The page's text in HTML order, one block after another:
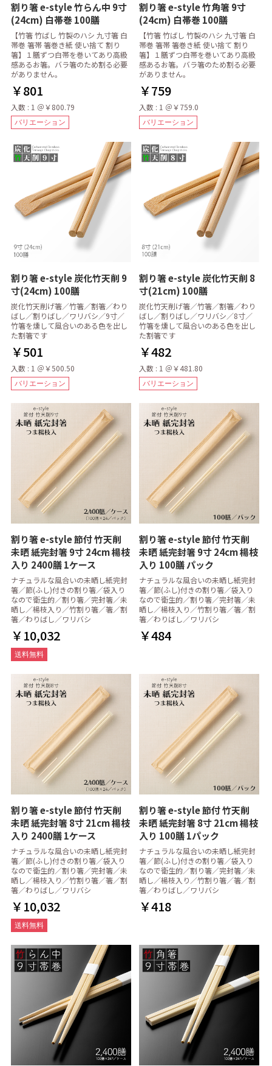
割り箸 e-style 竹らん中 9寸
(24cm) 白帯巻 100膳
【竹箸 竹ばし 竹製のハシ 九寸箸 白
帯巻 箸帯 箸巻き紙 使い捨て 割り
箸】１膳ずつ白帯を巻いてあり高級
感あるお箸。バラ箸のため割る必要
がありません。
￥801
入数 : 1 ＠￥800.79
バリエーション
割り箸 e-style 竹角箸 9寸
(24cm) 白帯巻 100膳
【竹箸 竹ばし 竹製のハシ 九寸箸 白
帯巻 箸帯 箸巻き紙 使い捨て 割り
箸】１膳ずつ白帯を巻いてあり高級
感あるお箸。バラ箸のため割る必要
がありません。
￥759
入数 : 1 ＠￥759.0
バリエーション
割り箸 e-style 炭化竹天削 9
寸(24cm) 100膳
炭化竹天削げ箸／竹箸／割箸／わり
ばし／割りばし／ワリバシ／9寸／
竹箸を燻して風合いのある色を出し
た割箸です
￥501
入数 : 1 ＠￥500.50
バリエーション
割り箸 e-style 炭化竹天削 8
寸(21cm) 100膳
炭化竹天削げ箸／竹箸／割箸／わり
ばし／割りばし／ワリバシ／8寸／
竹箸を燻して風合いのある色を出し
た割箸です
￥482
入数 : 1 ＠￥481.80
バリエーション
割り箸 e-style 節付 竹天削
未晒 紙完封箸 9寸 24cm 楊枝
入り 2400膳 1ケース
ナチュラルな風合いの未晒し紙完封
箸／節(ふし)付きの割り箸／袋入り
なので衛生的／割り箸／完封箸／未
晒し／楊枝入り／竹割り箸／箸／割
箸／わりばし／ワリバシ
￥10,032
送料無料
割り箸 e-style 節付 竹天削
未晒 紙完封箸 9寸 24cm 楊枝
入り 100膳 パック
ナチュラルな風合いの未晒し紙完封
箸／節(ふし)付きの割り箸／袋入り
なので衛生的／割り箸／完封箸／未
晒し／楊枝入り／竹割り箸／箸／割
箸／わりばし／ワリバシ
￥484
割り箸 e-style 節付 竹天削
未晒 紙完封箸 8寸 21cm 楊枝
入り 2400膳 1ケース
ナチュラルな風合いの未晒し紙完封
箸／節(ふし)付きの割り箸／袋入り
なので衛生的／割り箸／完封箸／未
晒し／楊枝入り／竹割り箸／箸／割
箸／わりばし／ワリバシ
￥10,032
送料無料
割り箸 e-style 節付 竹天削
未晒 紙完封箸 8寸 21cm 楊枝
入り 100膳 1パック
ナチュラルな風合いの未晒し紙完封
箸／節(ふし)付きの割り箸／袋入り
なので衛生的／割り箸／完封箸／未
晒し／楊枝入り／竹割り箸／箸／割
箸／わりばし／ワリバシ
￥418